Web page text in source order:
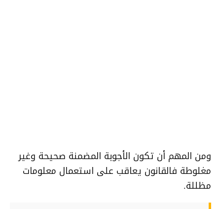
ومن المهم أن تكون الأجوبة المضمنة صحيحة وغير
مغلوطة فالقانون يعاقب على استعمال معلومات
مظللة.